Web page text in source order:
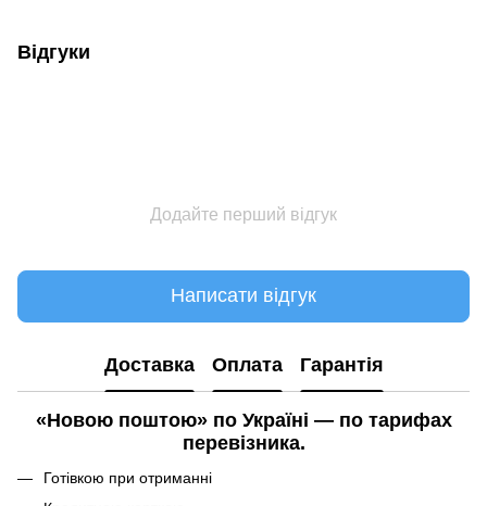
Відгуки
Додайте перший відгук
Написати відгук
Доставка Оплата Гарантія
«Новою поштою» по Україні — по тарифах
перевізника.
Готівкою при отриманні